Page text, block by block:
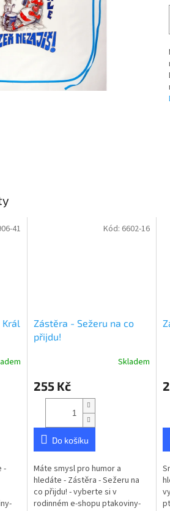
-
41
Zástěra - Sežeru na co
přijdu!
Skladem
255 Kč
Do košíku
Máte smysl pro humor a
hledáte - Zástěra - Sežeru na
co přijdu! - vyberte si v
rodinném e-shopu ptakoviny-
Kód: 6602-16